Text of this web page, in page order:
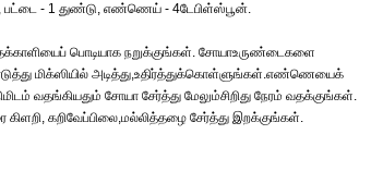
பட்டை - 1 துண்டு, எண்ணெய் - 4டேபிள்ஸ்பூன்.
பொடியாக நறுக்குங்கள். சோயாஉருண்டைகளை
மிக்ஸியில் அடித்து,உதிர்த்துக்கொள்ளுங்கள்.எண்ணெயைக்
வதங்கியதும் சோயா சேர்த்து மேலும்சிறிது நேரம் வதக்குங்கள்.
கறிவேப்பிலை,மல்லித்தழை சேர்த்து இறக்குங்கள்.